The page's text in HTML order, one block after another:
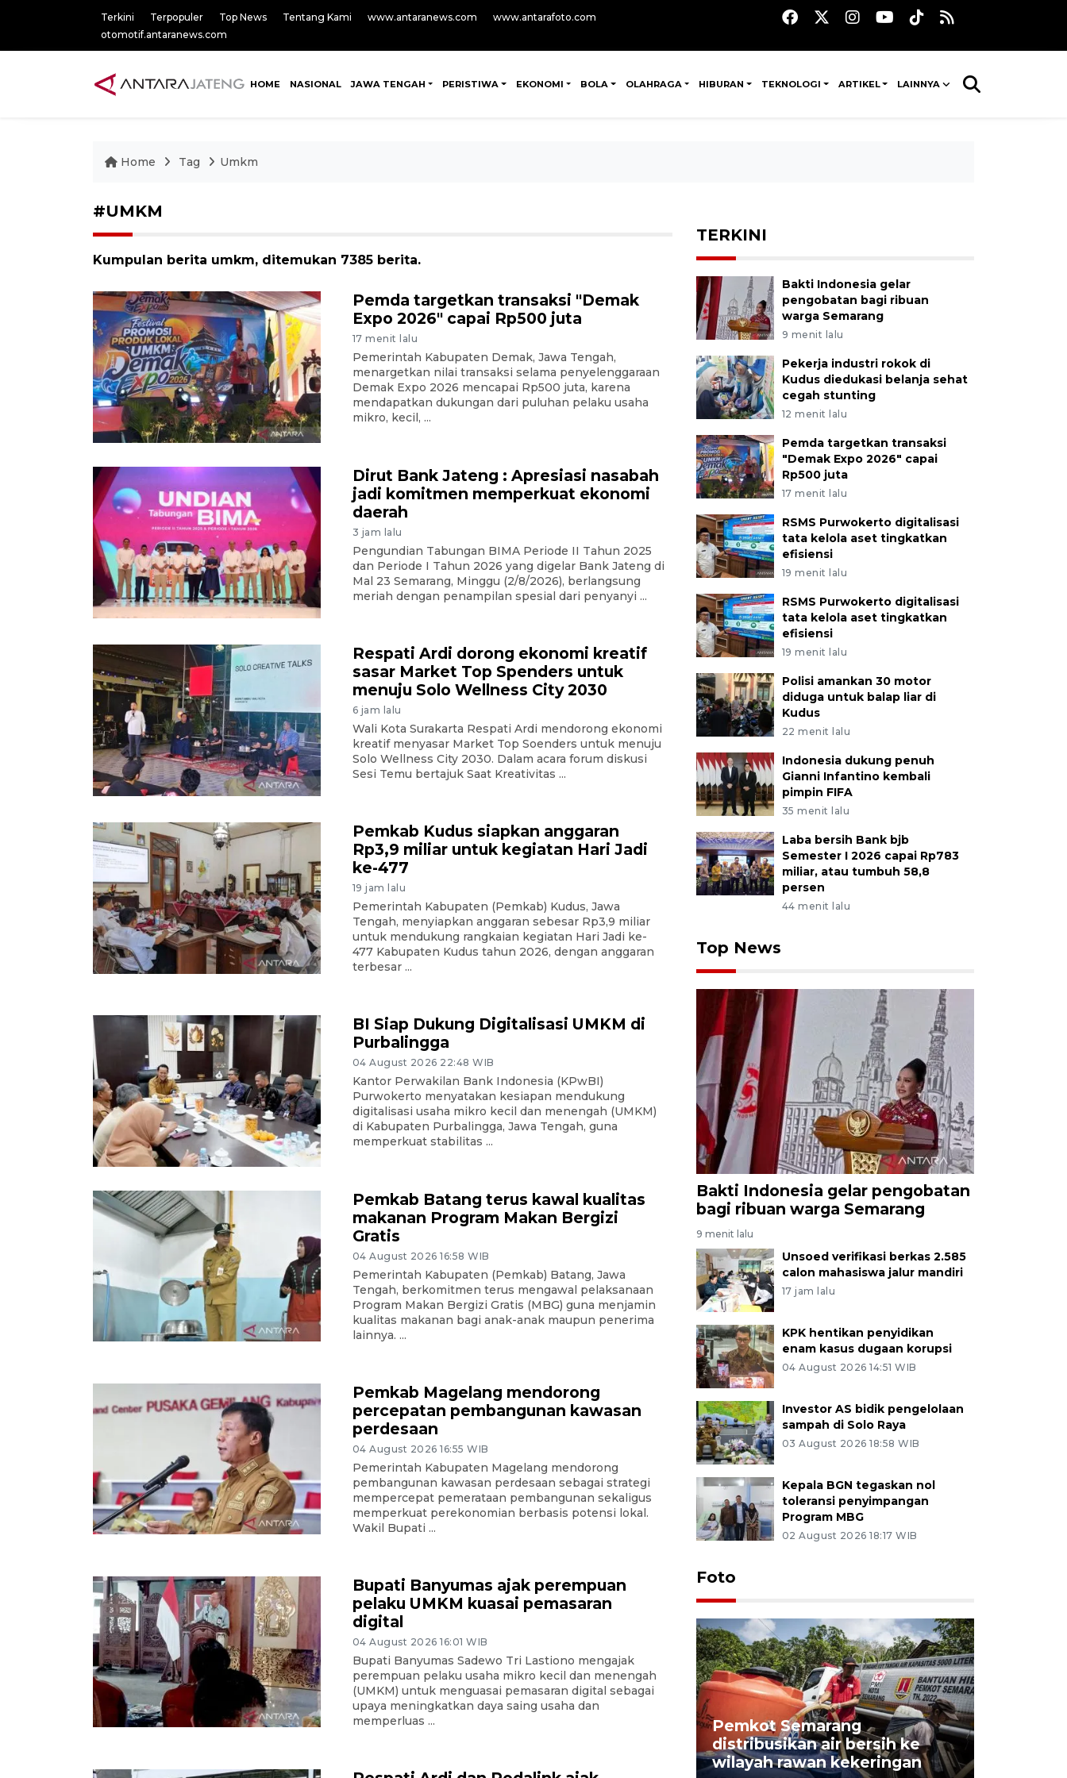
Terkini Terpopuler Top News Tentang Kami www.antaranews.com
www.antarafoto.com
otomotif.antaranews.com
HOME NASIONAL JAWA TENGAH PERISTIWA EKONOMI BOLA OLAHRAGA HIBURAN TEKNOLOGI ARTIKEL LAINNYA
Home Tag Umkm
#UMKM
Kumpulan berita umkm, ditemukan 7385 berita.
Pemda targetkan transaksi "Demak
Expo 2026" capai Rp500 juta
17 menit lalu
Pemerintah Kabupaten Demak, Jawa Tengah,
menargetkan nilai transaksi selama penyelenggaraan
Demak Expo 2026 mencapai Rp500 juta, karena
mendapatkan dukungan dari puluhan pelaku usaha
mikro, kecil, ...
Dirut Bank Jateng : Apresiasi nasabah
jadi komitmen memperkuat ekonomi
daerah
3 jam lalu
Pengundian Tabungan BIMA Periode II Tahun 2025
dan Periode I Tahun 2026 yang digelar Bank Jateng di
Mal 23 Semarang, Minggu (2/8/2026), berlangsung
meriah dengan penampilan spesial dari penyanyi ...
Respati Ardi dorong ekonomi kreatif
sasar Market Top Spenders untuk
menuju Solo Wellness City 2030
6 jam lalu
Wali Kota Surakarta Respati Ardi mendorong ekonomi
kreatif menyasar Market Top Soenders untuk menuju
Solo Wellness City 2030. Dalam acara forum diskusi
Sesi Temu bertajuk Saat Kreativitas ...
Pemkab Kudus siapkan anggaran
Rp3,9 miliar untuk kegiatan Hari Jadi
ke-477
19 jam lalu
Pemerintah Kabupaten (Pemkab) Kudus, Jawa
Tengah, menyiapkan anggaran sebesar Rp3,9 miliar
untuk mendukung rangkaian kegiatan Hari Jadi ke-
477 Kabupaten Kudus tahun 2026, dengan anggaran
terbesar ...
BI Siap Dukung Digitalisasi UMKM di
Purbalingga
04 August 2026 22:48 WIB
Kantor Perwakilan Bank Indonesia (KPwBI)
Purwokerto menyatakan kesiapan mendukung
digitalisasi usaha mikro kecil dan menengah (UMKM)
di Kabupaten Purbalingga, Jawa Tengah, guna
memperkuat stabilitas ...
Pemkab Batang terus kawal kualitas
makanan Program Makan Bergizi
Gratis
04 August 2026 16:58 WIB
Pemerintah Kabupaten (Pemkab) Batang, Jawa
Tengah, berkomitmen terus mengawal pelaksanaan
Program Makan Bergizi Gratis (MBG) guna menjamin
kualitas makanan bagi anak-anak maupun penerima
lainnya. ...
Pemkab Magelang mendorong
percepatan pembangunan kawasan
perdesaan
04 August 2026 16:55 WIB
Pemerintah Kabupaten Magelang mendorong
pembangunan kawasan perdesaan sebagai strategi
mempercepat pemerataan pembangunan sekaligus
memperkuat perekonomian berbasis potensi lokal.
Wakil Bupati ...
Bupati Banyumas ajak perempuan
pelaku UMKM kuasai pemasaran
digital
04 August 2026 16:01 WIB
Bupati Banyumas Sadewo Tri Lastiono mengajak
perempuan pelaku usaha mikro kecil dan menengah
(UMKM) untuk menguasai pemasaran digital sebagai
upaya meningkatkan daya saing usaha dan
memperluas ...
TERKINI
Bakti Indonesia gelar
pengobatan bagi ribuan
warga Semarang
9 menit lalu
Pekerja industri rokok di
Kudus diedukasi belanja sehat
cegah stunting
12 menit lalu
Pemda targetkan transaksi
"Demak Expo 2026" capai
Rp500 juta
17 menit lalu
RSMS Purwokerto digitalisasi
tata kelola aset tingkatkan
efisiensi
19 menit lalu
RSMS Purwokerto digitalisasi
tata kelola aset tingkatkan
efisiensi
19 menit lalu
Polisi amankan 30 motor
diduga untuk balap liar di
Kudus
22 menit lalu
Indonesia dukung penuh
Gianni Infantino kembali
pimpin FIFA
35 menit lalu
Laba bersih Bank bjb
Semester I 2026 capai Rp783
miliar, atau tumbuh 58,8
persen
44 menit lalu
Top News
Bakti Indonesia gelar pengobatan
bagi ribuan warga Semarang
9 menit lalu
Unsoed verifikasi berkas 2.585
calon mahasiswa jalur mandiri
17 jam lalu
KPK hentikan penyidikan
enam kasus dugaan korupsi
04 August 2026 14:51 WIB
Investor AS bidik pengelolaan
sampah di Solo Raya
03 August 2026 18:58 WIB
Kepala BGN tegaskan nol
toleransi penyimpangan
Program MBG
02 August 2026 18:17 WIB
Foto
Pemkot Semarang
distribusikan air bersih ke
wilayah rawan kekeringan